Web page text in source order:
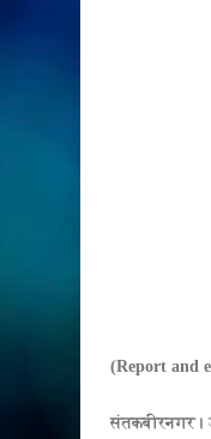
(Report and
संतकबीरनगर।